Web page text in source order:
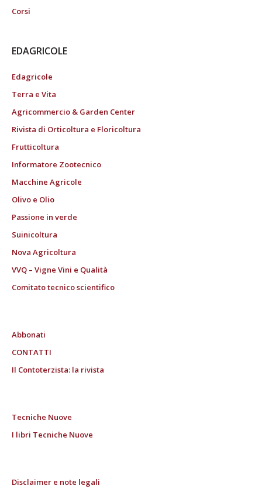
Corsi
EDAGRICOLE
Edagricole
Terra e Vita
Agricommercio & Garden Center
Rivista di Orticoltura e Floricoltura
Frutticoltura
Informatore Zootecnico
Macchine Agricole
Olivo e Olio
Passione in verde
Suinicoltura
Nova Agricoltura
VVQ – Vigne Vini e Qualità
Comitato tecnico scientifico
Abbonati
CONTATTI
Il Contoterzista: la rivista
Tecniche Nuove
I libri Tecniche Nuove
Disclaimer e note legali